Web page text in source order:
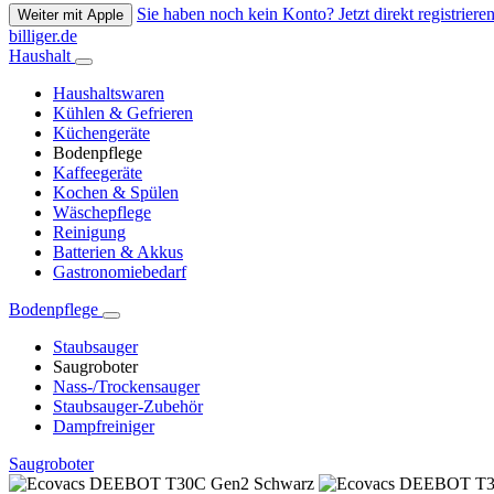
Weiter mit Apple
Sie haben noch kein Konto? Jetzt direkt
billiger.de
Haushalt
Haushaltswaren
Kühlen & Gefrieren
Küchengeräte
Bodenpflege
Kaffeegeräte
Kochen & Spülen
Wäschepflege
Reinigung
Batterien & Akkus
Gastronomiebedarf
Bodenpflege
Staubsauger
Saugroboter
Nass-/Trockensauger
Staubsauger-Zubehör
Dampfreiniger
Saugroboter